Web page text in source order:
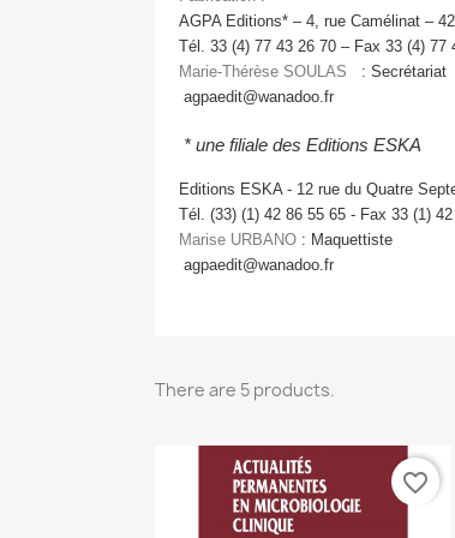
AGPA Editions* – 4, rue Camélinat –
Tél. 33 (4) 77 43 26 70 – Fax 33 (4) 77
Marie-Thérèse SOULAS : Secrétariat
agpaedit@wanadoo.fr
* une filiale des Editions ESKA
Editions ESKA - 12 rue du Quatre
Tél. (33) (1) 42 86 55 65 - Fax 33 (1)
Marise URBANO: Maquettiste
agpaedit@wanadoo.fr
There are 5 products.
favorite_border